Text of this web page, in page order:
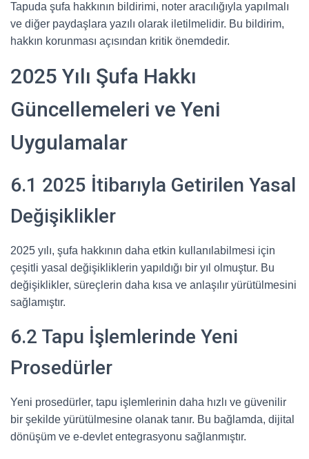
Tapuda şufa hakkının bildirimi, noter aracılığıyla yapılmalı
ve diğer paydaşlara yazılı olarak iletilmelidir. Bu bildirim,
hakkın korunması açısından kritik önemdedir.
2025 Yılı Şufa Hakkı
Güncellemeleri ve Yeni
Uygulamalar
6.1 2025 İtibarıyla Getirilen Yasal
Değişiklikler
2025 yılı, şufa hakkının daha etkin kullanılabilmesi için
çeşitli yasal değişikliklerin yapıldığı bir yıl olmuştur. Bu
değişiklikler, süreçlerin daha kısa ve anlaşılır yürütülmesini
sağlamıştır.
6.2 Tapu İşlemlerinde Yeni
Prosedürler
Yeni prosedürler, tapu işlemlerinin daha hızlı ve güvenilir
bir şekilde yürütülmesine olanak tanır. Bu bağlamda, dijital
dönüşüm ve e-devlet entegrasyonu sağlanmıştır.